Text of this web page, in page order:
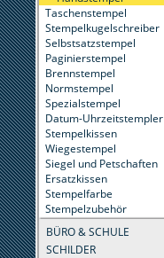
Taschenstempel
Stempelkugelschreiber
Selbstsatzstempel
Paginierstempel
Brennstempel
Normstempel
Spezialstempel
Datum-Uhrzeitstempler
Stempelkissen
Wiegestempel
Siegel und Petschaften
Ersatzkissen
Stempelfarbe
Stempelzubehör
BÜRO & SCHULE
SCHILDER